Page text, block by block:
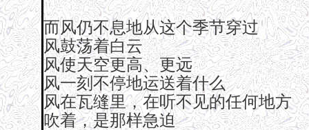
而风仍不息地从这个季节穿过
风鼓荡着白云
风使天空更高、更远
风一刻不停地运送着什么
风在瓦缝里，在听不见的任何地方
吹着，是那样急迫